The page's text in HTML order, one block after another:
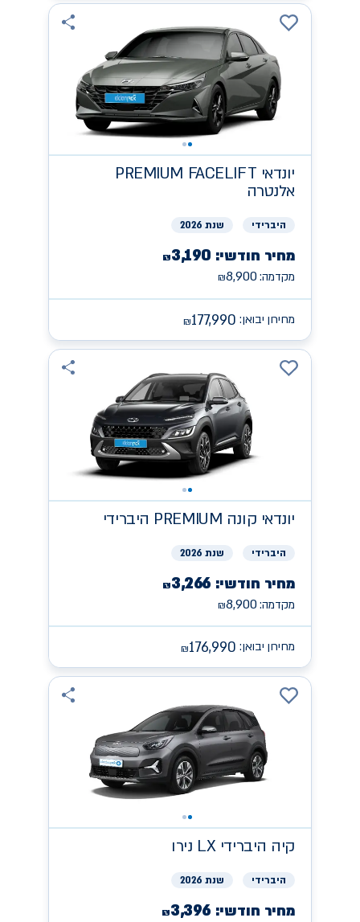
יונדאי PREMIUM FACELIFT
אלנטרה
היברידי שנת 2026
מחיר חודשי: ₪3,190
מקדמה: ₪8,900
מחירון יבואן: ₪177,990
יונדאי קונה PREMIUM היברידי
היברידי שנת 2026
מחיר חודשי: ₪3,266
מקדמה: ₪8,900
מחירון יבואן: ₪176,990
קיה היברידי LX נירו
היברידי שנת 2026
מחיר חודשי: ₪3,396